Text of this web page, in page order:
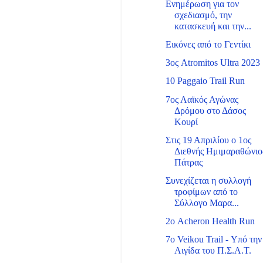
Ενημέρωση για τον
σχεδιασμό, την
κατασκευή και την...
Εικόνες από το Γεντίκι
3ος Atromitos Ultra 2023
10 Paggaio Trail Run
7ος Λαϊκός Αγώνας
Δρόμου στο Δάσος
Κουρί
Στις 19 Απριλίου ο 1ος
Διεθνής
Πάτρας
Συνεχίζεται η συλλογή
τροφίμων από το
Σύλλογο Μαρα...
2ο Acheron Health Run
7ο Veikou Trail - Υπό την
Αιγίδα του Π.Σ.Α.Τ.